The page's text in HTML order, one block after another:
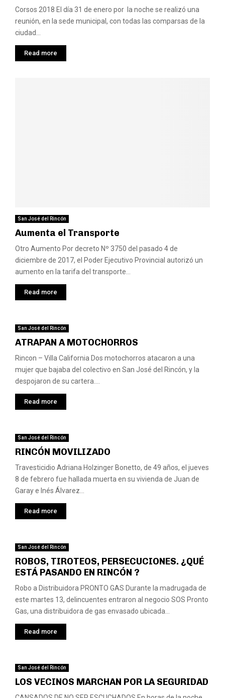
Corsos 2018 El día 31 de enero por la noche se realizó una
reunión, en la sede municipal, con todas las comparsas de la
ciudad...
Read more
San José del Rincón
Aumenta el Transporte
Otro Aumento Por decreto Nº 3750 del pasado 4 de
diciembre de 2017, el Poder Ejecutivo Provincial autorizó un
aumento en la tarifa del transporte...
Read more
San José del Rincón
ATRAPAN A MOTOCHORROS
Rincon – Villa California Dos motochorros atacaron a una
mujer que bajaba del colectivo en San José del Rincón, y la
despojaron de su cartera....
Read more
San José del Rincón
RINCÓN MOVILIZADO
Travesticidio Adriana Holzinger Bonetto, de 49 años, el jueves
8 de febrero fue hallada muerta en su vivienda de Juan de
Garay e Inés Álvarez...
Read more
San José del Rincón
ROBOS, TIROTEOS, PERSECUCIONES. ¿QUÉ
ESTÁ PASANDO EN RINCÓN ?
Robo a Distribuidora PRONTO GAS Durante la madrugada de
este martes 13, delincuentes entraron al negocio SOS Pronto
Gas, una distribuidora de gas envasado ubicada...
Read more
San José del Rincón
LOS VECINOS MARCHAN POR LA SEGURIDAD